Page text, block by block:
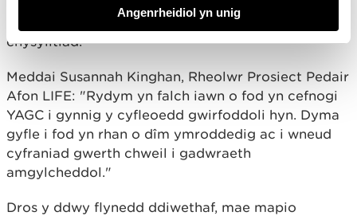
Angenrheidiol yn unig
gadarnhaol ar ymdeimlad pawb o les, cymuned a
chysylltiad."
Meddai Susannah Kinghan, Rheolwr Prosiect Pedair
Afon LIFE: "Rydym yn falch iawn o fod yn cefnogi
YAGC i gynnig y cyfleoedd gwirfoddoli hyn. Dyma
gyfle i fod yn rhan o dîm ymroddedig ac i wneud
cyfraniad gwerth chweil i gadwraeth
amgylcheddol."
Dros y ddwy flynedd ddiwethaf, mae mapio